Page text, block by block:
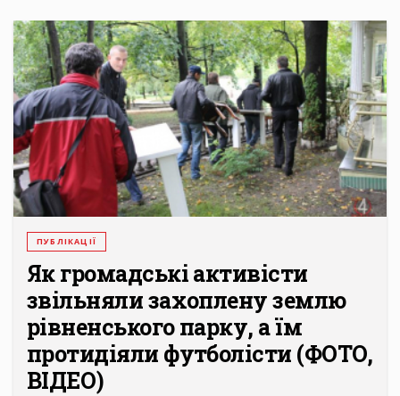
ПУБЛІКАЦІЇ
Як громадські активісти
звільняли захоплену землю
рівненського парку, а їм
протидіяли футболісти (ФОТО,
ВІДЕО)